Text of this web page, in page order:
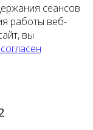
сеансов
работы веб-
вы